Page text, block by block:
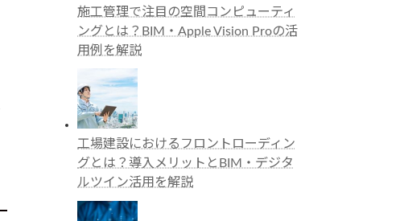
施工管理で注目の空間コンピューティ
ングとは？BIM・Apple Vision Proの活
用例を解説
工場建設におけるフロントローディン
グとは？導入メリットとBIM・デジタ
ルツイン活用を解説